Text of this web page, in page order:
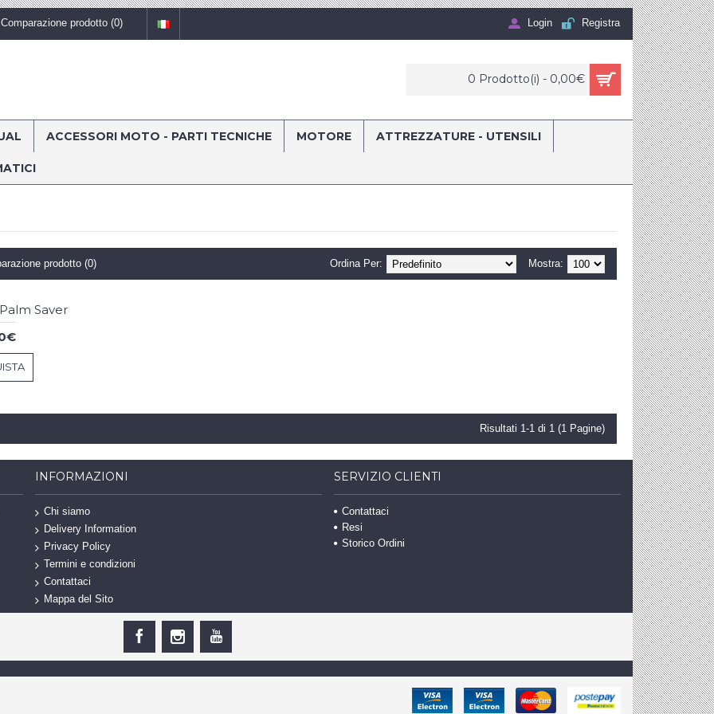
Comparazione prodotto (0) Login Registra
0 Prodotto(i) - 0,00€
ACCESSORI MOTO - PARTI TECNICHE MOTORE ATTREZZATURE - UTENSILI
prodotto (0) Mostra:
Ordina Per:
Saver
Risultati 1-1 di 1 (1 Pagine)
INFORMAZIONI
Chi siamo
Delivery Information
Privacy Policy
Termini e condizioni
Contattaci
Mappa del Sito
SERVIZIO CLIENTI
Contattaci
Resi
Storico Ordini